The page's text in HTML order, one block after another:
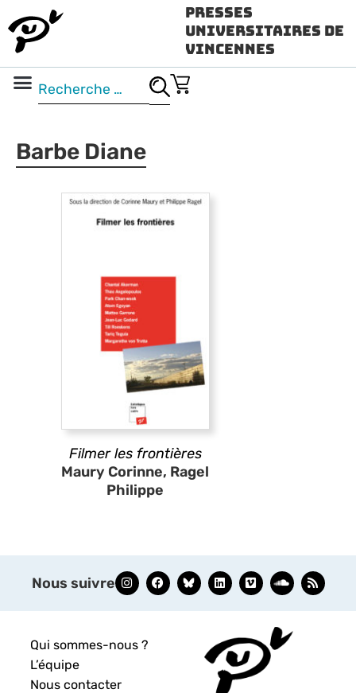
Presses
Universitaires de
Vincennes
Barbe Diane
Filmer les frontières
Maury Corinne, Ragel
Philippe
Nous suivre
Qui sommes-nous ?
L’équipe
Nous contacter